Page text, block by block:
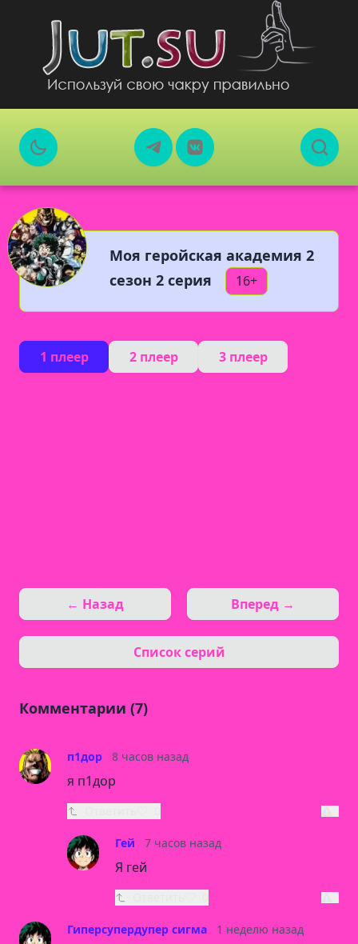
Моя геройская академия 2
сезон 2 серия
16+
1 плеер 2 плеер 3 плеер
← Назад
Список серий
Вперед →
Комментарии (7)
п1дор 8 часов назад
я п1дор
Гей 7 часов назад
Я гей
Гиперсупердупер сигма 1 неделю назад